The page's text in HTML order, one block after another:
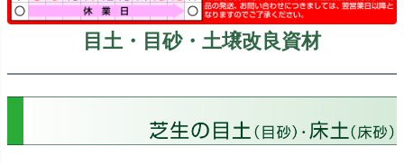
目土・目砂・土壌改良資材